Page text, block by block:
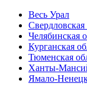
Весь Урал
Свердловская
Челябинская
Курганская
Тюменская
Ханты-
Ямало-